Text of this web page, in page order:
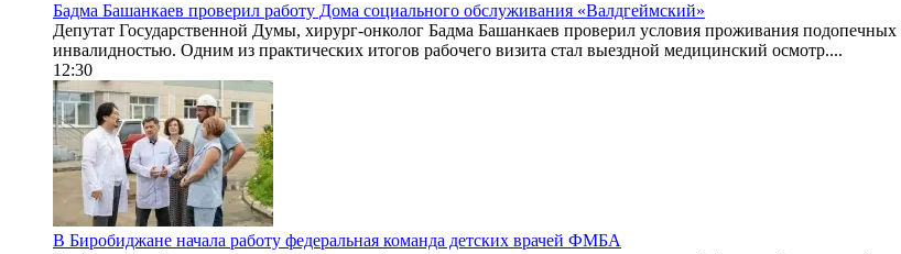
Бадма Башанкаев проверил работу Дома социального обслуживания «Валдгеймский»
Депутат Государственной Думы, хирург-онколог Бадма Башанкаев проверил условия проживания
инвалидностью. Одним из практических итогов рабочего визита стал выездной медицинский осмотр....
12:30
В Биробиджане начала работу федеральная команда детских врачей ФМБА